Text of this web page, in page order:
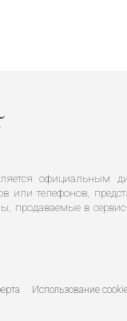
официальным
или телефонов,
продаваемые в
Использование